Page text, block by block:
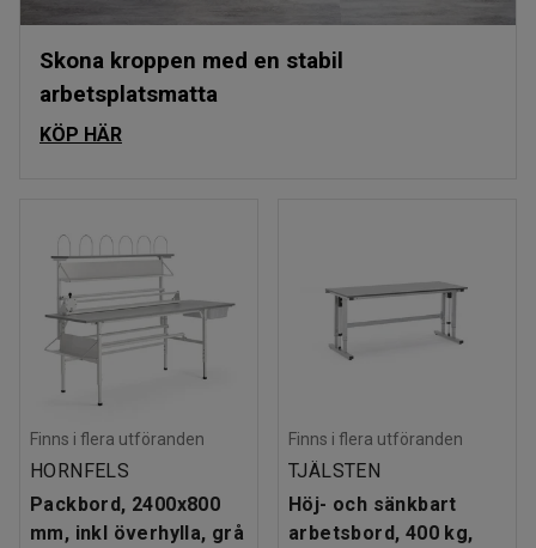
Skona kroppen med en stabil
arbetsplatsmatta
KÖP HÄR
Finns i flera utföranden
HORNFELS
Packbord, 2400x800
mm, inkl överhylla, grå
Finns i flera utföranden
TJÄLSTEN
Höj- och sänkbart
arbetsbord, 400 kg,